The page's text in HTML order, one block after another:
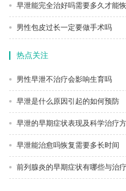
早泄能完全治好吗需要多久才能
男性包皮过长一定要做手术吗
热点关注
男性早泄不治疗会影响生育吗
早泄是什么原因引起的如何预防
早泄的早期症状表现及科学治疗
早泄能治愈吗恢复需要多长时间
前列腺炎的早期症状有哪些与治